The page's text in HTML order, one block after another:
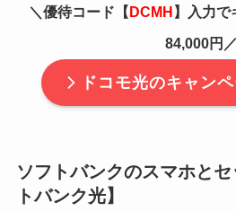
＼優待コード【DCMH】入力で
84,000円／
ドコモ光のキャン
ソフトバンクのスマホと
トバンク光】